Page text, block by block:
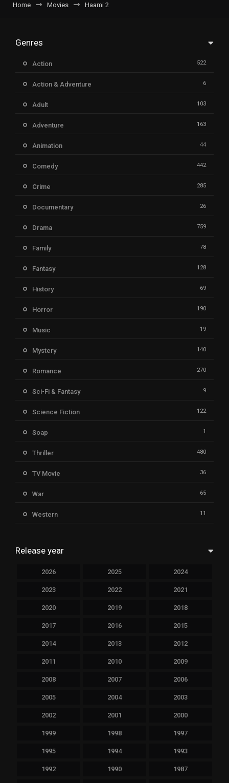
Home Movies Haami 2
Genres
Action 522
Action & Adventure 6
Adult 103
Adventure 163
Animation 44
Comedy 442
Crime 285
Documentary 26
Drama 759
Family 78
Fantasy 128
History 69
Horror 190
Music 19
Mystery 140
Romance 270
Sci-Fi & Fantasy 9
Science Fiction 122
Soap 1
Thriller 480
TV Movie 36
War 65
Western 11
Release year
2026 2025 2024
2023 2022 2021
2020 2019 2018
2017 2016 2015
2014 2013 2012
2011 2010 2009
2008 2007 2006
2005 2004 2003
2002 2001 2000
1999 1998 1997
1995 1994 1993
1992 1990 1987